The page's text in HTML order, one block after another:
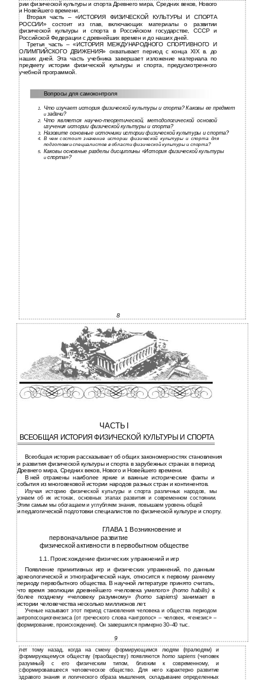
рии физической культуры и спорта Древнего мира, Средних веков, Нового
и Новейшего времени.
Вторая часть – «ИСТОРИЯ ФИЗИЧЕСКОЙ КУЛЬТУРЫ И СПОРТА
РОССИИ» состоит из глав, включающих материалы о развитии
физической культуры и спорта в Российском государстве, СССР и
Российской Федерации с древнейших времен и до наших дней.
Третья часть – «ИСТОРИЯ МЕЖДУНАРОДНОГО СПОРТИВНОГО И
ОЛИМПИЙСКОГО ДВИЖЕНИЯ» охватывает период с конца ХIХ в. до
наших дней. Эта часть учебника завершает изложение материала по
предмету истории физической культуры и спорта, предусмотренного
учебной программой.
Вопросы для самоконтроля
1. Что изучает история физической культуры и спорта? Каковы ее предмет
и задачи?
2. Что являетсянаучно-теоретической, методологической основой
изучения истории физической культуры и спорта?
3. Назовите основные источники истории физической культуры и спорта?
4. В чем состоит значение истории физической культуры и спорта для
подготовки специалистов в области физической культуры и спорта?
5. Каковы основные разделы дисциплины «История физической культуры
и спорта»?
8
ЧАСТЬ I
ВСЕОБЩАЯ ИСТОРИЯ ФИЗИЧЕСКОЙ КУЛЬТУРЫ И СПОРТА
Всеобщая история рассказывает об общих закономерностях становления
и развития физической культуры и спорта в зарубежных странах в период
Древнего мира, Средних веков, Нового и Новейшего времени.
В ней отражены наиболее яркие и важные исторические факты и
события из многовековой истории народов разных стран и континентов.
Изучая историю физической культуры и спорта различных народов, мы
узнаем об их истоках, основных этапах развития и современном состоянии.
Этим самым мы обогащаем и углубляем знания, повышаем уровень общей
и педагогической подготовки специалистов по физической культуре и спорту.
ГЛАВА 1 Возникновение и
первоначальное развитие
физической активности в первобытном обществе
1.1. Происхождение физических упражнений и игр
Появление примитивных игр и физических упражнений, по данным
археологической и этнографической наук, относится к первому раннему
периоду первобытного общества. В научной литературе принято считать,
что время эволюции древнейшего «человека умелого» (homo habilis) к
более позднему «человеку разумному» (homo sapiens)занимает в
истории человечества несколько миллионов лет.
Ученые называют этот период становления человека и общества периодом
антропосоциогенезиса (от греческого слова «антропос» – человек, «генезис» –
формирование, происхождение). Он завершился примерно 30–40 тыс.
9
лет тому назад, когда на смену формирующимся людям (пралюдям) и
формирующемуся обществу (праобществу) появляютсяhomo sapiens(человек
разумный) с его физическим типом, близким к современному, и
сформировавшееся человеческое общество. Для него характерно развитие
здравого знания и логического образа мышления, складывание определенных